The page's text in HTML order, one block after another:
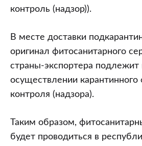
контроль (надзор)).
В месте доставки
оригинал фитосанитарного
страны-экспортера подлежит
осуществлении карантинного
контроля (надзора).
Таким образом,
будет проводиться в